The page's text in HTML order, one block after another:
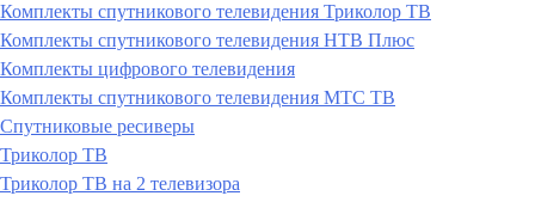
Комплекты спутникового телевидения Триколор ТВ
Комплекты спутникового телевидения НТВ Плюс
Комплекты цифрового телевидения
Комплекты спутникового телевидения МТС ТВ
Спутниковые ресиверы
Триколор ТВ
Триколор ТВ на 2 телевизора